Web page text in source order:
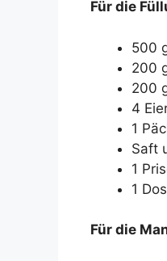
Für die
500
200
200
4
1
Saft
1
1
Für die